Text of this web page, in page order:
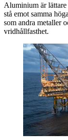
Aluminium är lättare
stå emot samma
som andra metaller
vridhållfasthet.